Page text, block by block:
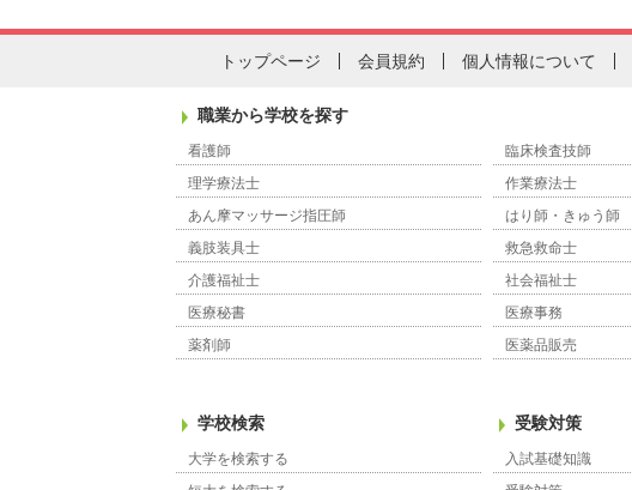
トップページ 会員規約 個人情報について
職業から学校を探す
看護師 臨床検査技師
理学療法士
作業療法士
あん摩マッサージ指圧師
はり師・きゅう師
義肢装具士
救急救命士
介護福祉士
社会福祉士
医療秘書
医療事務
薬剤師
医薬品販売
学校検索
大学を検索する
受験対策
入試基礎知識